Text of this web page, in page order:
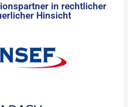
in rechtlicher
Hinsicht